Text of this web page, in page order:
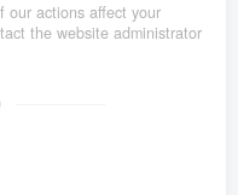
our actions affect your
the website administrator